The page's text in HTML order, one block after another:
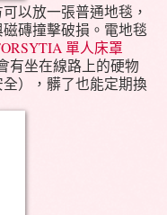
以放一張普通地毯，
磚撞擊破損。電地毯
單人床罩
有坐在線路上的硬物
），髒了也能定期換